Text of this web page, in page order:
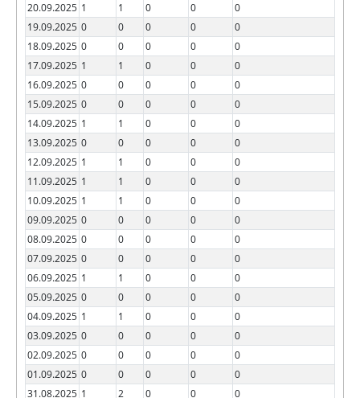
20.09.2025 1 1 0 0
0
19.09.2025 0 0 0 0
0
18.09.2025 0 0 0 0
0
17.09.2025 1 1 0 0
0
16.09.2025 0 0 0 0
0
15.09.2025 0 0 0 0
0
14.09.2025 1 1 0 0
0
13.09.2025 0 0 0 0
0
12.09.2025 1 1 0 0
0
11.09.2025 1 1 0 0
0
10.09.2025 1 1 0 0
0
09.09.2025 0 0 0 0
0
08.09.2025 0 0 0 0
0
07.09.2025 0 0 0 0
0
06.09.2025 1 1 0 0
0
05.09.2025 0 0 0 0
0
04.09.2025 1 1 0 0
0
03.09.2025 0 0 0 0
0
02.09.2025 0 0 0 0
0
01.09.2025 0 0 0 0
0
31.08.2025 1 2 0 0
0